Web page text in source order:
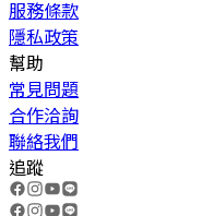
服務條款
隱私政策
幫助
常見問題
合作洽詢
聯絡我們
追蹤